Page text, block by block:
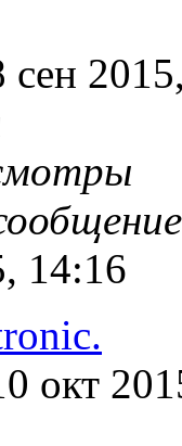
сен
14:16
окт